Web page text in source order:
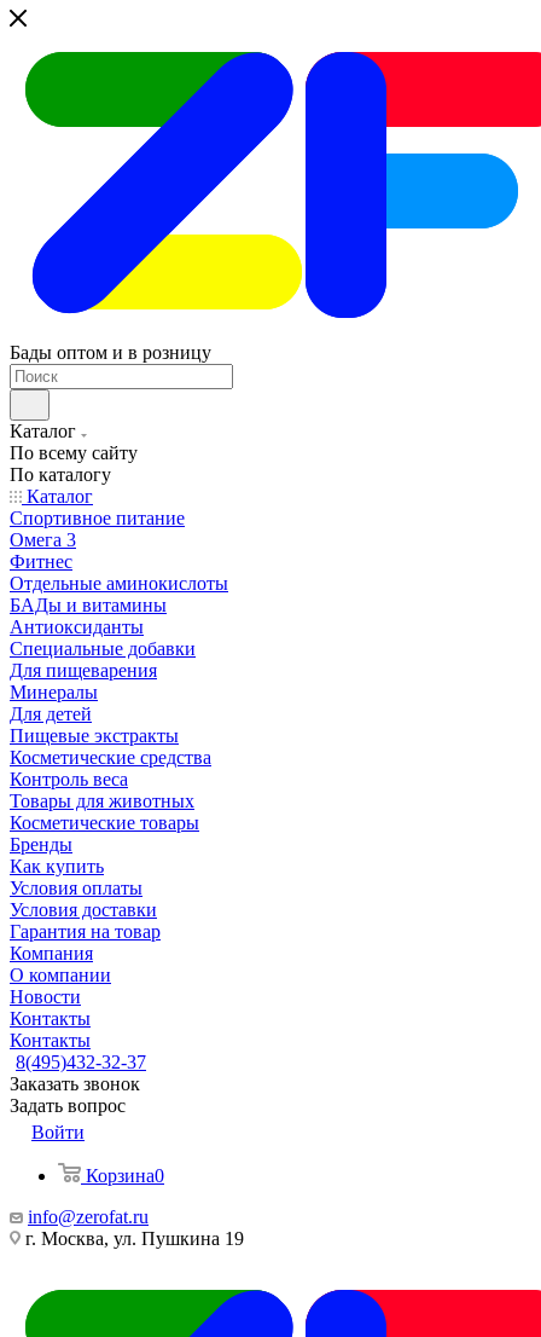
Бады оптом и в розницу
Каталог
По всему сайту
По каталогу
Каталог
Спортивное питание
Омега 3
Фитнес
Отдельные аминокислоты
БАДы и витамины
Антиоксиданты
Специальные добавки
Для пищеварения
Минералы
Для детей
Пищевые экстракты
Косметические средства
Контроль веса
Товары для животных
Косметические товары
Бренды
Как купить
Условия оплаты
Условия доставки
Гарантия на товар
Компания
О компании
Новости
Контакты
Контакты
8(495)432-32-37
Заказать звонок
Задать вопрос
Войти
Корзина0
info@zerofat.ru
г. Москва, ул. Пушкина 19